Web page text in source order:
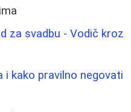
za svadbu - Vodič kroz
i kako pravilno negovati